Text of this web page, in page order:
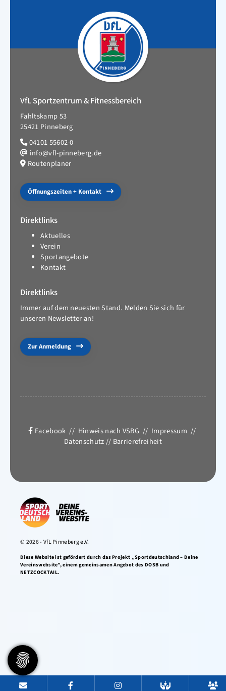
VfL Sportzentrum & Fitnessbereich
Fahltskamp 53
25421 Pinneberg
04101 55602-0
info@vfl-pinneberg.de
Routenplaner
Öffnungszeiten + Kontakt
Direktlinks
Aktuelles
Verein
Sportangebote
Kontakt
Direktlinks
Immer auf dem neuesten Stand. Melden Sie sich für
unseren Newsletter an!
Zur Anmeldung
Facebook // Hinweis nach VSBG // Impressum //
Datenschutz// Barrierefreiheit
© 2026 - VfL Pinneberg e.V.
Diese Website ist gefördert durch das Projekt „Sportdeutschland – Deine
Vereinswebsite”, einem gemeinsamen Angebot des DOSB und
NETZCOCKTAIL.